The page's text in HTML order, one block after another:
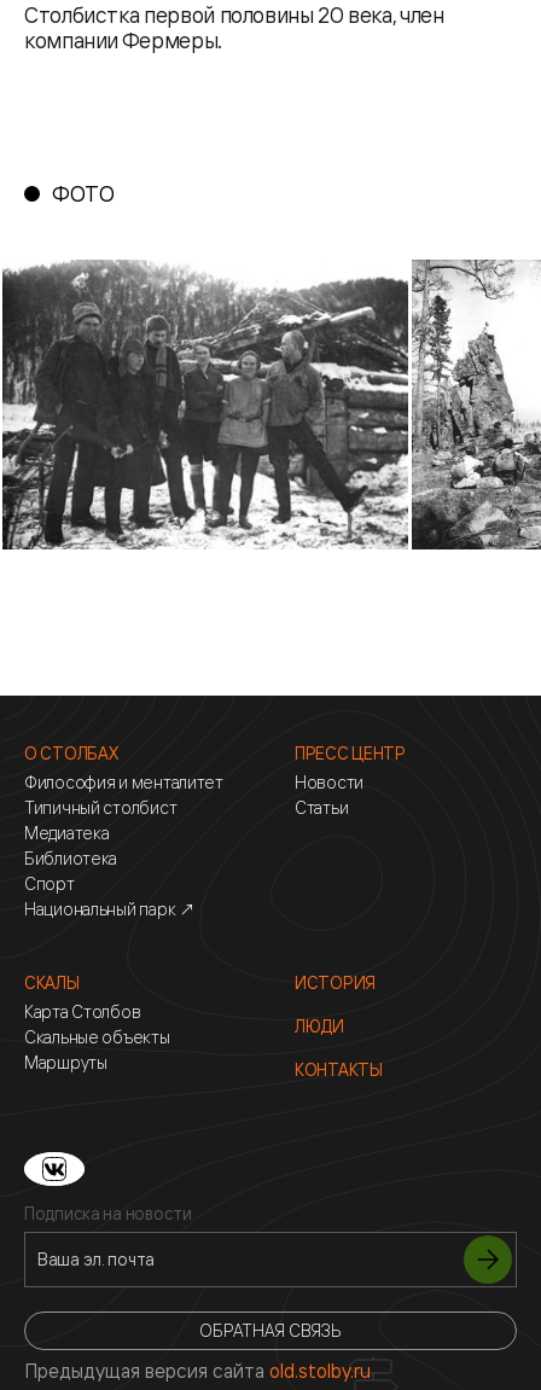
Столбистка первой половины 20 века, член
компании Фермеры.
ФОТО
О СТОЛБАХ
Философия и менталитет
Типичный столбист
Медиатека
Библиотека
Спорт
Национальный парк ↗
ПРЕСС ЦЕНТР
Новости
Статьи
СКАЛЫ
Карта Столбов
Скальные объекты
Маршруты
ИСТОРИЯ
ЛЮДИ
КОНТАКТЫ
Подписка на новости
ОБРАТНАЯ СВЯЗЬ
Предыдущая версия сайта old.stolby.ru